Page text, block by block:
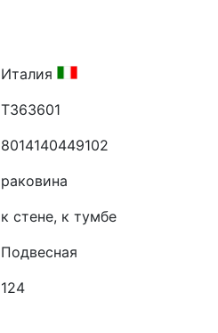
Италия
T363601
8014140449102
раковина
к стене, к тумбе
Подвесная
124